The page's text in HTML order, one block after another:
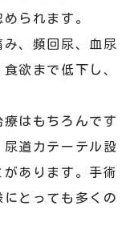
られます。
、頻回尿、血尿
欲まで低下し、
はもちろんです
道カテーテル設
あります。手術
とっても多くの